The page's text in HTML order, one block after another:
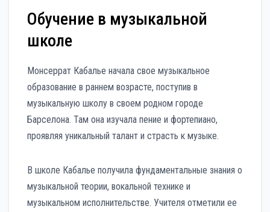
Обучение в музыкальной
школе
Монсеррат Кабалье начала свое музыкальное
образование в раннем возрасте, поступив в
музыкальную школу в своем родном городе
Барселона. Там она изучала пение и фортепиано,
проявляя уникальный талант и страсть к музыке.
В школе Кабалье получила фундаментальные знания о
музыкальной теории, вокальной технике и
музыкальном исполнительстве. Учителя отметили ее